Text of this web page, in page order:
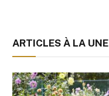
ARTICLES À LA UNE